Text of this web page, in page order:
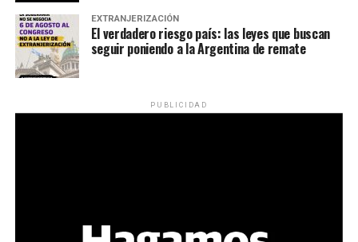
EXTRANJERIZACIÓN
El verdadero riesgo país: las leyes que buscan
seguir poniendo a la Argentina de remate
PUBLICIDAD